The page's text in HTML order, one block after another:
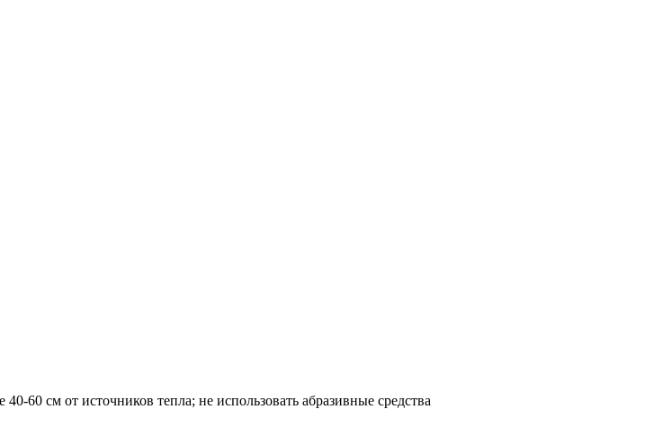
60 см от источников тепла; не использовать абразивные средства